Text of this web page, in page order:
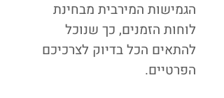
הגמישות המירבית מבחינת
לוחות הזמנים, כך שנוכל
להתאים הכל בדיוק לצרכיכם
הפרטיים.